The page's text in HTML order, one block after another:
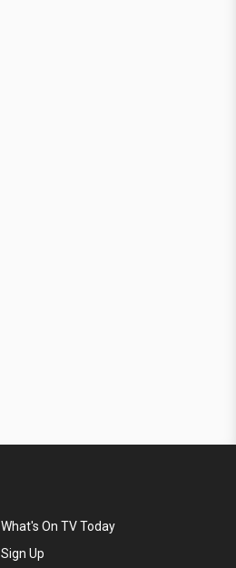
What's On TV Today
Sign Up